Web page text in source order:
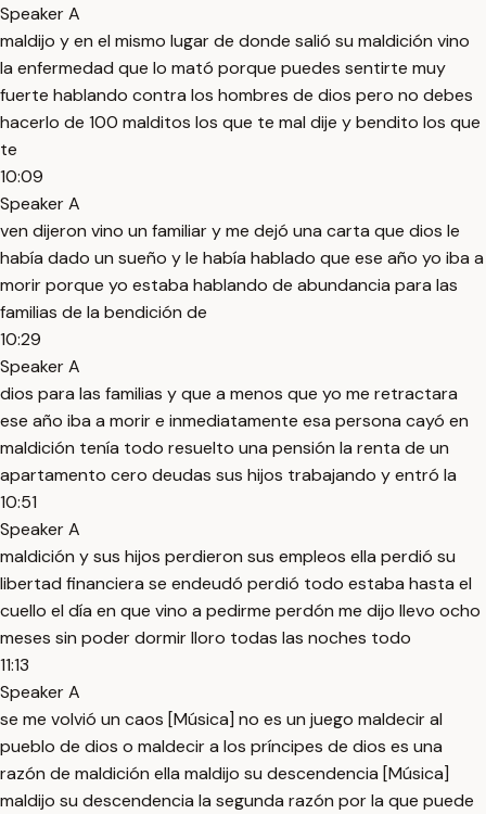
Speaker A
maldijo y en el mismo lugar de donde salió su maldición vino
la enfermedad que lo mató porque puedes sentirte muy
fuerte hablando contra los hombres de dios pero no debes
hacerlo de 100 malditos los que te mal dije y bendito los que
te
10:09
Speaker A
ven dijeron vino un familiar y me dejó una carta que dios le
había dado un sueño y le había hablado que ese año yo iba a
morir porque yo estaba hablando de abundancia para las
familias de la bendición de
10:29
Speaker A
dios para las familias y que a menos que yo me retractara
ese año iba a morir e inmediatamente esa persona cayó en
maldición tenía todo resuelto una pensión la renta de un
apartamento cero deudas sus hijos trabajando y entró la
10:51
Speaker A
maldición y sus hijos perdieron sus empleos ella perdió su
libertad financiera se endeudó perdió todo estaba hasta el
cuello el día en que vino a pedirme perdón me dijo llevo ocho
meses sin poder dormir lloro todas las noches todo
11:13
Speaker A
se me volvió un caos [Música] no es un juego maldecir al
pueblo de dios o maldecir a los príncipes de dios es una
razón de maldición ella maldijo su descendencia [Música]
maldijo su descendencia la segunda razón por la que puede